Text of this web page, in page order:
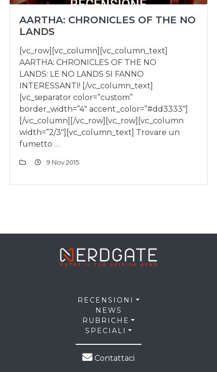
AARTHA: CHRONICLES OF THE NO
LANDS
[vc_row][vc_column][vc_column_text]
AARTHA: CHRONICLES OF THE NO
LANDS: LE NO LANDS SI FANNO
INTERESSANTI! [/vc_column_text]
[vc_separator color=”custom”
border_width=”4″ accent_color=”#dd3333″]
[/vc_column][/vc_row][vc_row][vc_column
width=”2/3″][vc_column_text] Trovare un
fumetto …
9 Nov 2015
RECENSIONI
NEWS
RUBRICHE
SPECIALI
Contattaci